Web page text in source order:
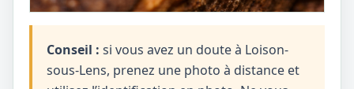
Conseil : si vous avez un doute à Loison-
sous-Lens, prenez une photo à distance et